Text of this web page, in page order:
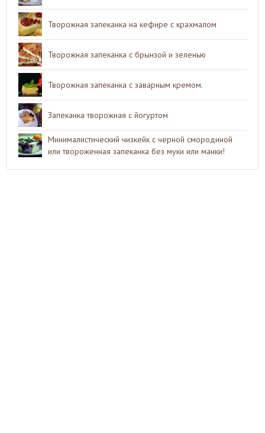
Творожная запеканка на кефире с крахмалом
Творожная запеканка с брынзой и зеленью
Творожная запеканка с заварным кремом.
Запеканка творожная с йогуртом
Минималистический чизкейк с черной смородиной
или твороженная запеканка без муки или манки!